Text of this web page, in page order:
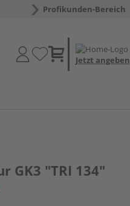
Profikunden-Bereich
Jetzt angeben
GK3 "TRI 134"